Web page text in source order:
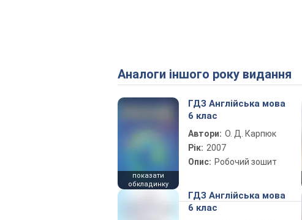
Аналоги іншого року видання
показати
обкладинку
ГДЗ Англійська мова
6 клас
Автори: О. Д. Карпюк
Рік: 2007
Опис: Робочий зошит
ГДЗ Англійська мова
6 клас